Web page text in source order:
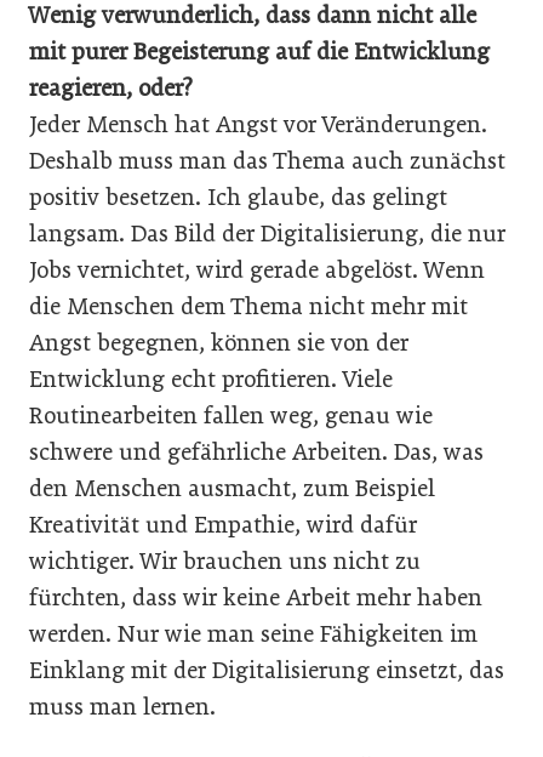
Wenig verwunderlich, dass dann nicht alle
mit purer Begeisterung auf die Entwicklung
reagieren, oder?
Jeder Mensch hat Angst vor Veränderungen.
Deshalb muss man das Thema auch zunächst
positiv besetzen. Ich glaube, das gelingt
langsam. Das Bild der Digitalisierung, die nur
Jobs vernichtet, wird gerade abgelöst. Wenn
die Menschen dem Thema nicht mehr mit
Angst begegnen, können sie von der
Entwicklung echt profitieren. Viele
Routinearbeiten fallen weg, genau wie
schwere und gefährliche Arbeiten. Das, was
den Menschen ausmacht, zum Beispiel
Kreativität und Empathie, wird dafür
wichtiger. Wir brauchen uns nicht zu
fürchten, dass wir keine Arbeit mehr haben
werden. Nur wie man seine Fähigkeiten im
Einklang mit der Digitalisierung einsetzt, das
muss man lernen.